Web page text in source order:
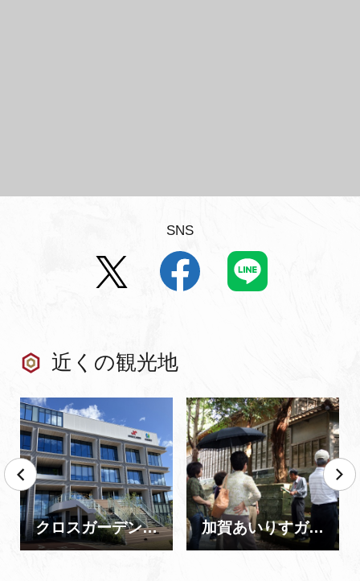
SNS
近くの観光地
クロスガーデン加賀（北國銀行・加賀商工会議所） 加賀あいりすガイド